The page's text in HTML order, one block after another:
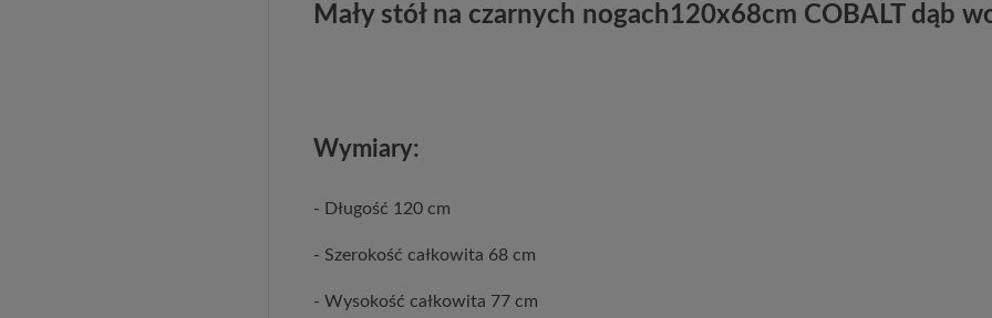
Mały stół na czarnych nogach120x68cm COBALT dąb
Wymiary:
- Długość 120 cm
- Szerokość całkowita 68 cm
- Wysokość całkowita 77 cm